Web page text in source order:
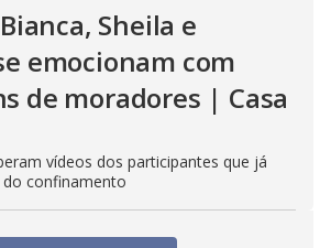
Sheila e
emocionam com
de moradores | Casa
vídeos dos participantes que já
confinamento